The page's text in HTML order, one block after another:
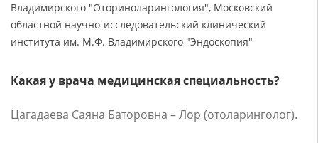
Владимирского "Оториноларингология", Московский
областной научно-исследовательский клинический
института им. М.Ф. Владимирского "Эндоскопия"
Какая у врача медицинская специальность?
Цагадаева Саяна Баторовна – Лор (отоларинголог).